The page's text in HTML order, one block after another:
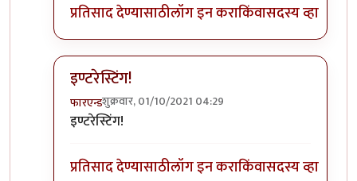
प्रतिसाद देण्यासाठीलॉग इन कराकिंवासदस्य व्हा
इण्टरेस्टिंग!
फारएन्डशुक्रवार, 01/10/2021 04:29
In reply to
इण्टरेस्टिंग!
प्रतिसाद देण्यासाठीलॉग इन कराकिंवासदस्य व्हा